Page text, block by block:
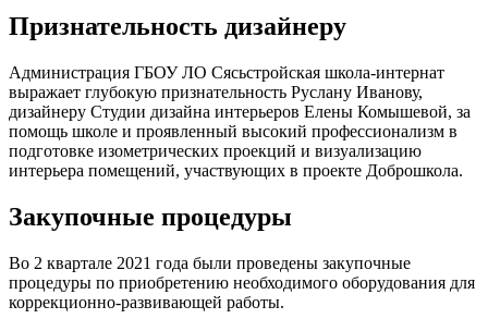
Признательность дизайнеру
Администрация ГБОУ ЛО Сясьстройская школа-интернат
выражает глубокую признательность Руслану Иванову,
дизайнеру Студии дизайна интерьеров Елены Комышевой, за
помощь школе и проявленный высокий профессионализм в
подготовке изометрических проекций и визуализацию
интерьера помещений, участвующих в проекте Доброшкола.
Закупочные процедуры
Во 2 квартале 2021 года были проведены закупочные
процедуры по приобретению необходимого оборудования для
коррекционно-развивающей работы.